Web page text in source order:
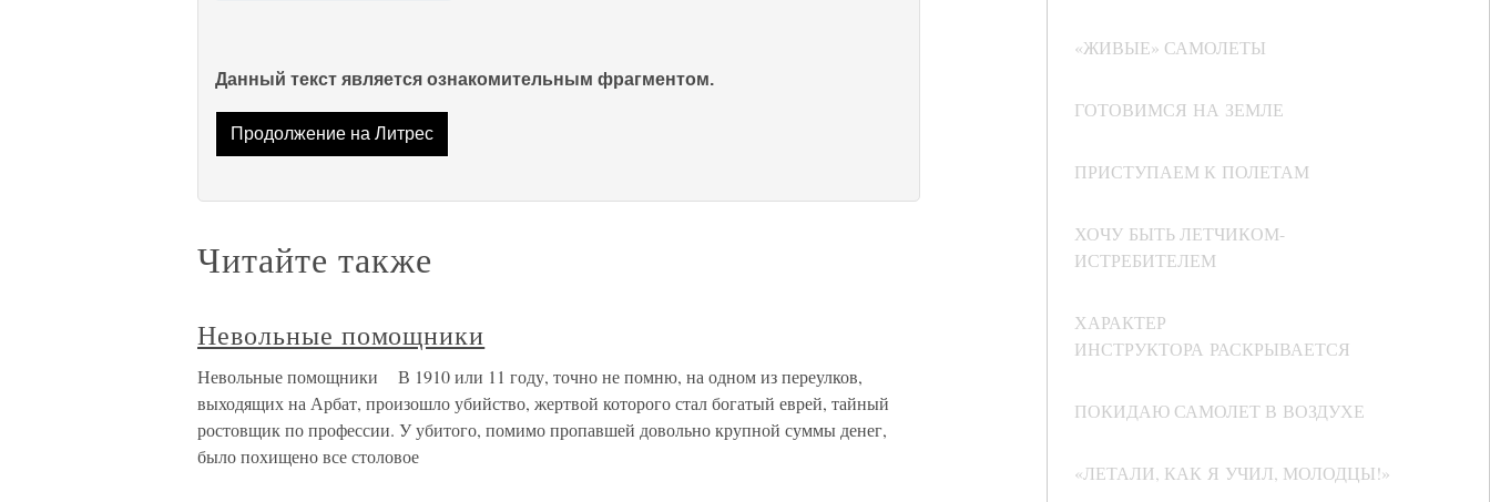
«ЖИВЫЕ» САМОЛЕТЫ
ГОТОВИМСЯ НА ЗЕМЛЕ
ПРИСТУПАЕМ К ПОЛЕТАМ
ХОЧУ БЫТЬ ЛЕТЧИКОМ-
ИСТРЕБИТЕЛЕМ
ХАРАКТЕР
ИНСТРУКТОРА РАСКРЫВАЕТСЯ
ПОКИДАЮ САМОЛЕТ В ВОЗДУХЕ
«ЛЕТАЛИ, КАК Я УЧИЛ, МОЛОДЦЫ!»
Данный текст является ознакомительным фрагментом.
Продолжение на Литрес
Читайте также
Невольные помощники
Невольные помощники В 1910 или 11 году, точно не помню, на одном из переулков,
выходящих на Арбат, произошло убийство, жертвой которого стал богатый еврей, тайный
ростовщик по профессии. У убитого, помимо пропавшей довольно крупной суммы денег,
было похищено все столовое